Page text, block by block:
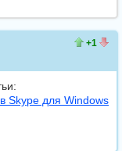
+1
Skype для Windows